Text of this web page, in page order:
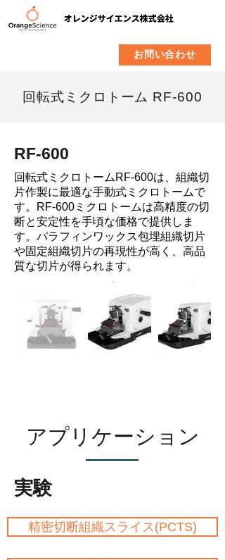
お問い合わせ
回転式ミクロトーム RF-600
RF-600
回転式ミクロトームRF-600は、組織切
片作製に最適な手動式ミクロトームで
す。RF-600ミクロトームは高精度の切
断と安定性を手頃な価格で提供しま
す。パラフィンワックス包埋組織切片
や固定組織切片の再現性が高く、高品
質な切片が得られます。
アプリケーション
実験
精密切断組織スライス(PCTS)